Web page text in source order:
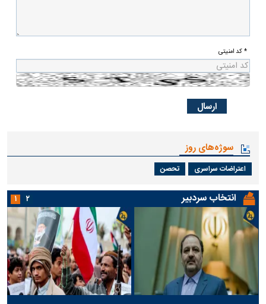
* کد امنیتی
سوژه‌های روز
اعتراضات سراسری تحصن
انتخاب سردبیر ۱ ۲